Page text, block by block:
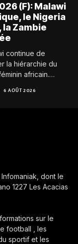
(F): Malawi
le Nigeria
la Zambie
continue de
la hiérarchie du
africain.
6 AOÛT 2026
dont le
1227 Les Acacias
sur le
football , les
sportif et les